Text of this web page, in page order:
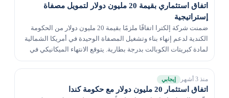
اتفاق استثماري بقيمة 20 مليون دولار لتمويل مصفاة
إستراتيجية
ضمنت شركة إلكترا اتفاقًا ملزمًا بقيمة 20 مليون دولار من الحكومة
الكندية لدعم إنهاء بناء وتشغيل المصفاة الوحيدة في أمريكا الشمالية
لمادة كبريتات الكوبالت بدرجة بطارية. يتوقع الانتهاء الميكانيكي في
منذ 3 أشهر إيجابي
اتفاق استثمار 20 مليون دولار مع حكومة كندا